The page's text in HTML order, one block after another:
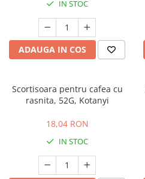
IN STOC
ADAUGA IN COS
Scortisoara pentru cafea cu
rasnita, 52G, Kotanyi
18,04 RON
IN STOC